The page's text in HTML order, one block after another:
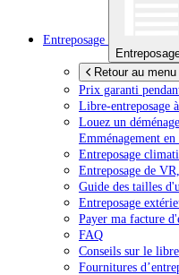
Entreposage
Retour au
Prix garanti
Libre-entreposage à
Louez un
Emménagement
Entreposage
Entreposage de
Guide des tailles
Entreposage
Payer ma facture
FAQ
Conseils sur le
Fournitures